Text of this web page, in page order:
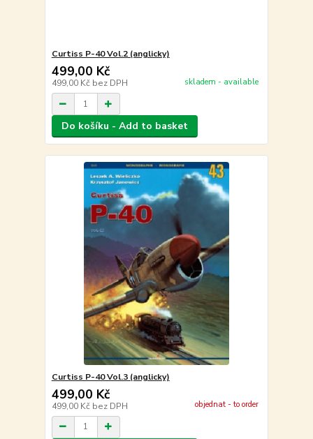
Curtiss P-40 Vol.2 (anglicky)
499,00 Kč
499,00 Kč bez DPH skladem - available
Do košíku - Add to basket
Curtiss P-40 Vol.3 (anglicky)
499,00 Kč
499,00 Kč bez DPH objednat - to order